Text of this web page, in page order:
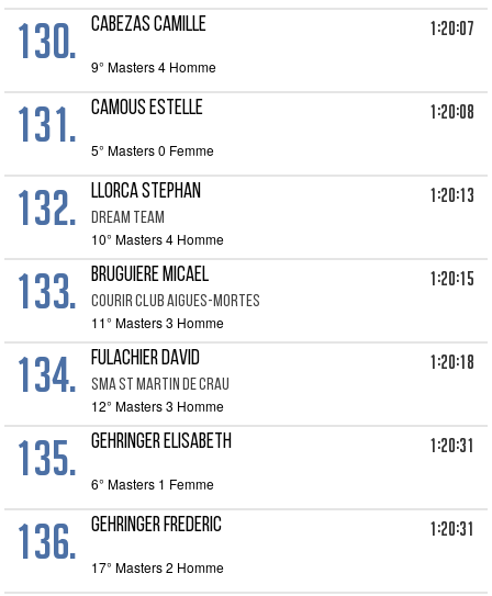
130. CABEZAS CAMILLE 1:20:07
9° Masters 4 Homme
131. CAMOUS ESTELLE 1:20:08
5° Masters 0 Femme
132. LLORCA STEPHAN
DREAM TEAM
1:20:13
10° Masters 4 Homme
133. BRUGUIERE MICAEL
COURIR CLUB AIGUES-MORTES
1:20:15
11° Masters 3 Homme
134. FULACHIER DAVID
SMA ST MARTIN DE CRAU
1:20:18
12° Masters 3 Homme
135. GEHRINGER ELISABETH 1:20:31
6° Masters 1 Femme
136. GEHRINGER FREDERIC 1:20:31
17° Masters 2 Homme